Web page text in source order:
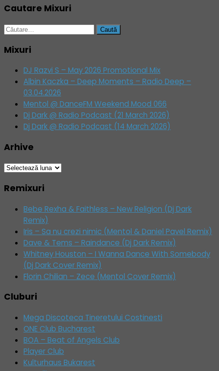
Cautare Mixuri
Caută
Mixuri
DJ Razvi S – May 2026 Promotional Mix
Albin Kaczka – Deep Moments – Radio Deep –
03.04.2026
Mentol @ DanceFM Weekend Mood 066
Dj Dark @ Radio Podcast (21 March 2026)
Dj Dark @ Radio Podcast (14 March 2026)
Arhive
Arhive
Remixuri
Bebe Rexha & Faithless – New Religion (Dj Dark
Remix)
Iris – Sa nu crezi nimic (Mentol & Daniel Pavel Remix)
Dave & Tems – Raindance (Dj Dark Remix)
Whitney Houston – I Wanna Dance With Somebody
(Dj Dark Cover Remix)
Florin Chilian – Zece (Mentol Cover Remix)
Cluburi
Mega Discoteca Tineretului Costinesti
ONE Club Bucharest
BOA – Beat of Angels Club
Player Club
Kulturhaus Bukarest